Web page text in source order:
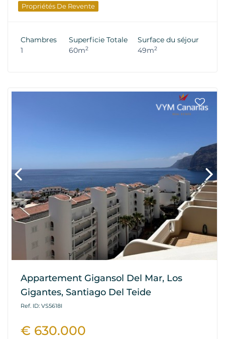
Propriétés De Revente
Chambres
1
Superficie Totale
60m2
Surface du séjour
49m2
Appartement Gigansol Del Mar, Los
Gigantes, Santiago Del Teide
Ref. ID: VS5618I
€ 630.000